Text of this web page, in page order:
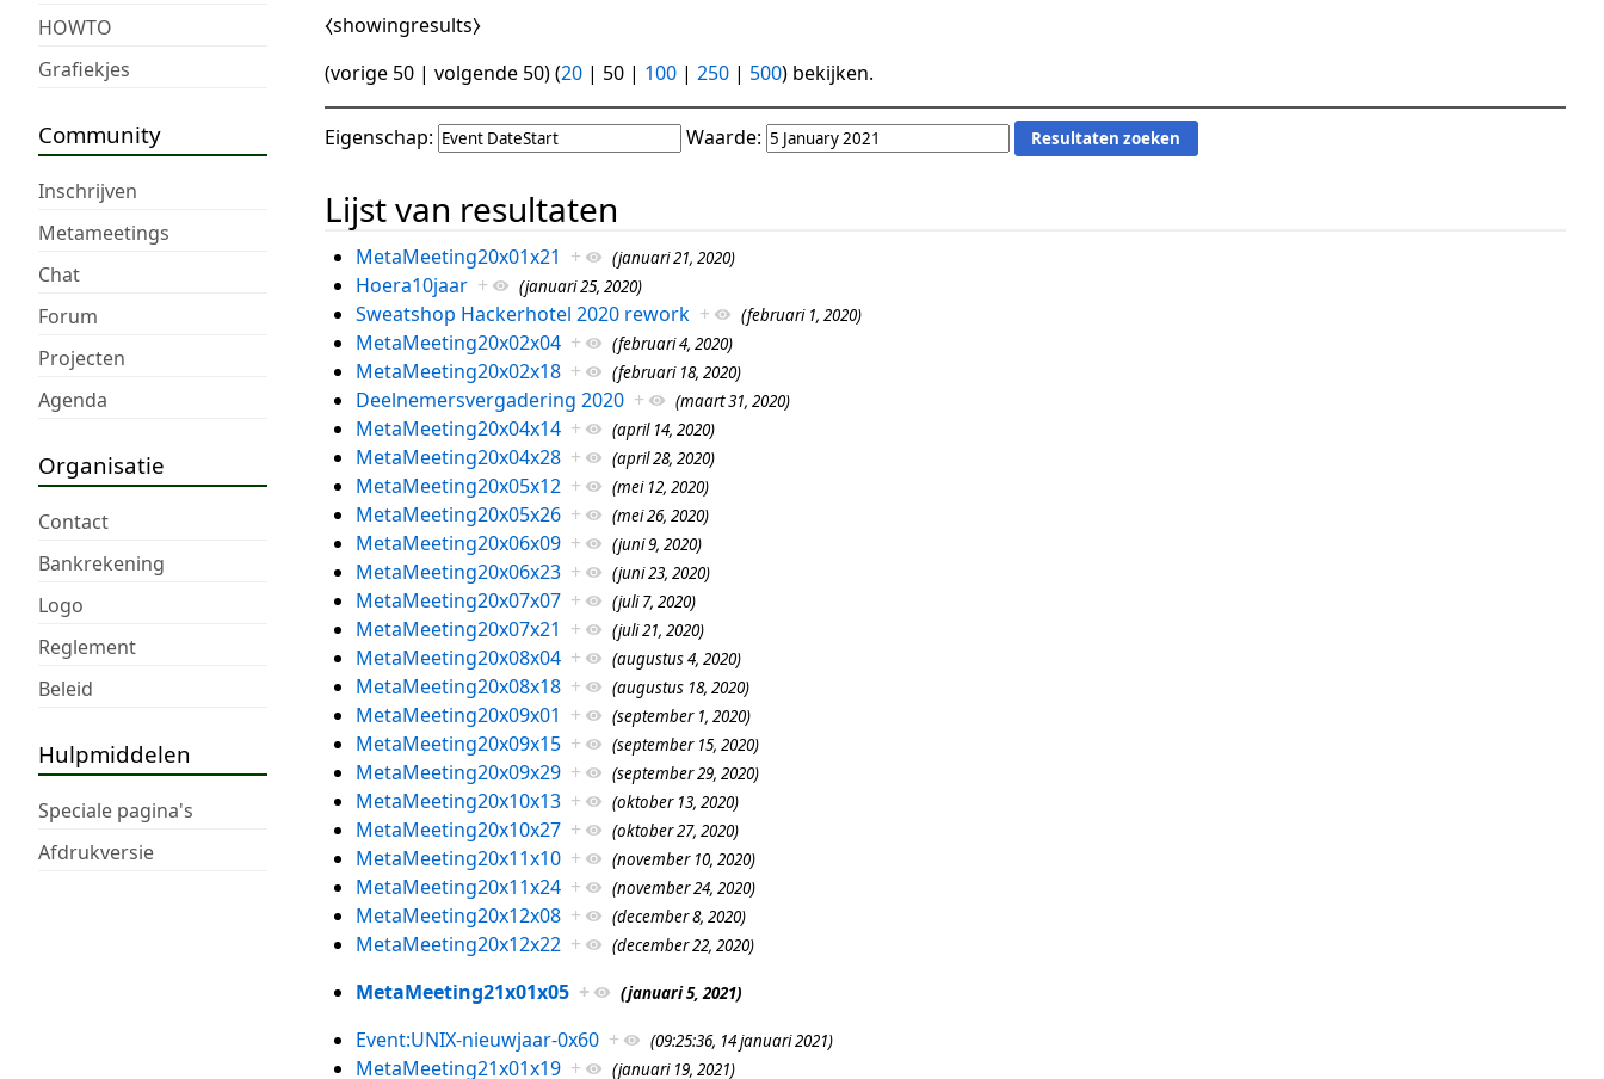
HOWTO
Grafiekjes
Community
Inschrijven
Metameetings
Chat
Forum
Projecten
Agenda
Organisatie
Contact
Bankrekening
Logo
Reglement
Beleid
Hulpmiddelen
Speciale pagina's
Afdrukversie
⧼showingresults⧽
(vorige 50 | volgende 50) (20 | 50 | 100 | 250 | 500) bekijken.
Eigenschap: Waarde:
Lijst van resultaten
MetaMeeting20x01x21 + (januari 21, 2020)
Hoera10jaar + (januari 25, 2020)
Sweatshop Hackerhotel 2020 rework + (februari 1, 2020)
MetaMeeting20x02x04 + (februari 4, 2020)
MetaMeeting20x02x18 + (februari 18, 2020)
Deelnemersvergadering 2020 + (maart 31, 2020)
MetaMeeting20x04x14 + (april 14, 2020)
MetaMeeting20x04x28 + (april 28, 2020)
MetaMeeting20x05x12 + (mei 12, 2020)
MetaMeeting20x05x26 + (mei 26, 2020)
MetaMeeting20x06x09 + (juni 9, 2020)
MetaMeeting20x06x23 + (juni 23, 2020)
MetaMeeting20x07x07 + (juli 7, 2020)
MetaMeeting20x07x21 + (juli 21, 2020)
MetaMeeting20x08x04 + (augustus 4, 2020)
MetaMeeting20x08x18 + (augustus 18, 2020)
MetaMeeting20x09x01 + (september 1, 2020)
MetaMeeting20x09x15 + (september 15, 2020)
MetaMeeting20x09x29 + (september 29, 2020)
MetaMeeting20x10x13 + (oktober 13, 2020)
MetaMeeting20x10x27 + (oktober 27, 2020)
MetaMeeting20x11x10 + (november 10, 2020)
MetaMeeting20x11x24 + (november 24, 2020)
MetaMeeting20x12x08 + (december 8, 2020)
MetaMeeting20x12x22 + (december 22, 2020)
MetaMeeting21x01x05 + (januari 5, 2021)
Event:UNIX-nieuwjaar-0x60 + (09:25:36, 14 januari 2021)
MetaMeeting21x01x19 + (januari 19, 2021)